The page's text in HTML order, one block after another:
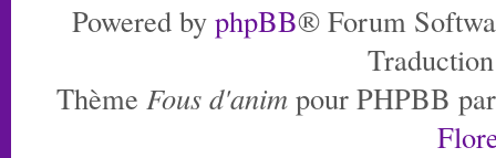
Powered by phpBB® Forum
Thème Fous d'anim pour PHPBB